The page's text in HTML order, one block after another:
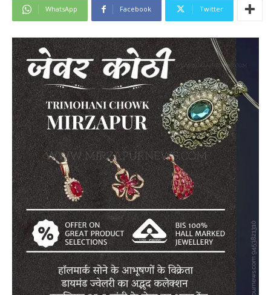
WhatsApp Facebook Twitter